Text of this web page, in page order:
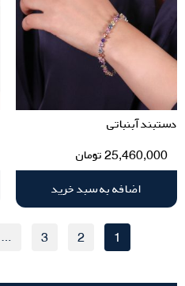
دستبند آبنباتی
25,460,000تومان
اضافه به سبد خرید
1
2
3
…